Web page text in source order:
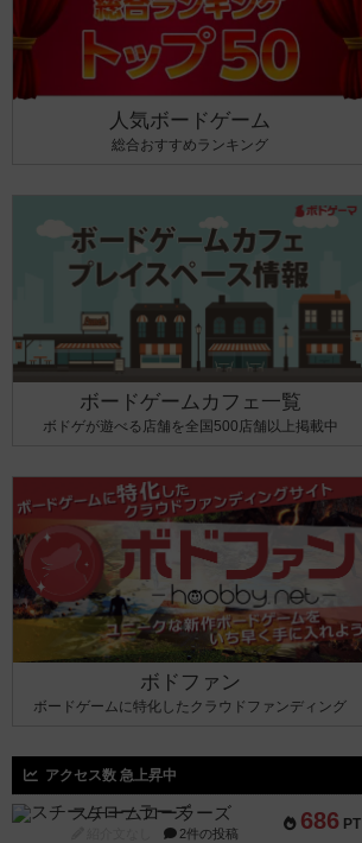
人気ボードゲーム
総合おすすめランキング
ボードゲームカフェ一覧
ボドゲが遊べる店舗を全国500店舗以上掲載中
ボドファン
ボードゲームに特化したクラウドファンディング
アクセス数 急上昇中
686 PT
スチームローラーズ
2件の投稿